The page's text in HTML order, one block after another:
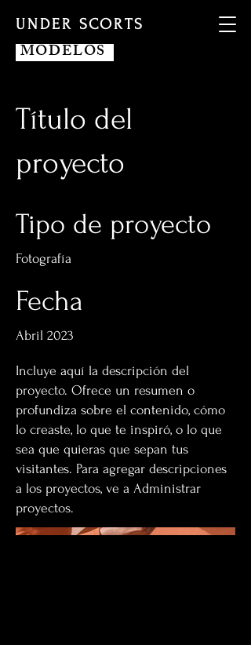
UNDER SCORTS
MODELOS
Título del
proyecto
Tipo de proyecto
Fotografía
Fecha
Abril 2023
Incluye aquí la descripción del
proyecto. Ofrece un resumen o
profundiza sobre el contenido, cómo
lo creaste, lo que te inspiró, o lo que
sea que quieras que sepan tus
visitantes. Para agregar descripciones
a los proyectos, ve a Administrar
proyectos.